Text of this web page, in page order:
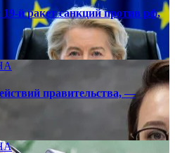
й ракет санкций против рф,
правительства, —